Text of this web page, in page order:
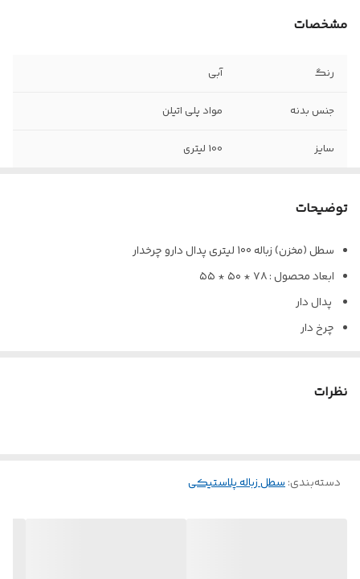
مشخصات
رنگ آبی
جنس بدنه مواد پلی اتیلن
سایز 100 لیتری
توضیحات
سطل (مخزن) زباله 100 لیتری پدال دارو چرخدار
ابعاد محصول : ۷۸ * ۵۰ * ۵۵
پدال دار
چرخ دار
چرا خرید ازپلاست سازان ؟
ارائه مشاوره تخصصی در انتخاب محصول متناسب با صنعت
نظرات
دسته‌بندی:سطل زباله پلاستیکی